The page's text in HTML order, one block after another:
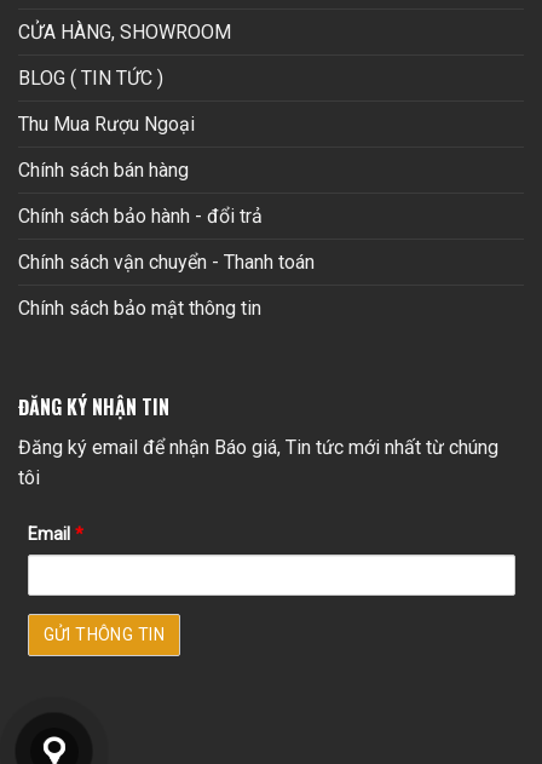
CỬA HÀNG, SHOWROOM
BLOG ( TIN TỨC )
Thu Mua Rượu Ngoại
Chính sách bán hàng
Chính sách bảo hành - đổi trả
Chính sách vận chuyển - Thanh toán
Chính sách bảo mật thông tin
ĐĂNG KÝ NHẬN TIN
Đăng ký email để nhận Báo giá, Tin tức mới nhất từ chúng
tôi
Email *